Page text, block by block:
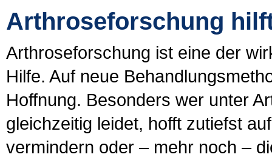
Arthroseforschung
Arthroseforschung ist eine der
Hilfe. Auf neue
Hoffnung. Besonders wer unter
gleichzeitig leidet, hofft zutiefst
vermindern oder – mehr noch –